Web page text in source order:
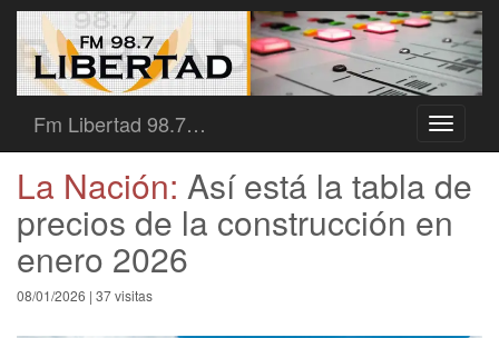
Toggle
Fm Libertad 98.7…
La Nación: Así está la tabla de
precios de la construcción en
enero 2026
08/01/2026 | 37 visitas